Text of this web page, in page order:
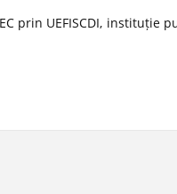
prin UEFISCDI,